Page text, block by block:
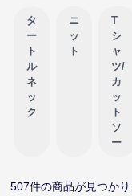
タ
ー
ト
ル
ネ
ッ
ク
ニ
ッ
ト
T
シ
ャ
ツ/
カ
ッ
ト
ソ
ー
507件の商品が見つか